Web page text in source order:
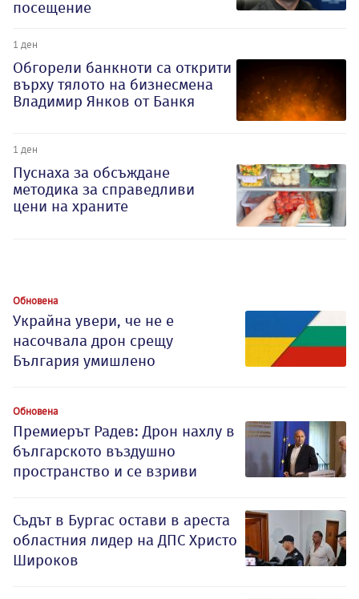
посещение
1 ден
Обгорели банкноти са открити
върху тялото на бизнесмена
Владимир Янков от Банкя
1 ден
Пуснаха за обсъждане
методика за справедливи
цени на храните
Обновена
Украйна увери, че не е
насочвала дрон срещу
България умишлено
Обновена
Премиерът Радев: Дрон нахлу в
българското въздушно
пространство и се взриви
Съдът в Бургас остави в ареста
областния лидер на ДПС Христо
Широков